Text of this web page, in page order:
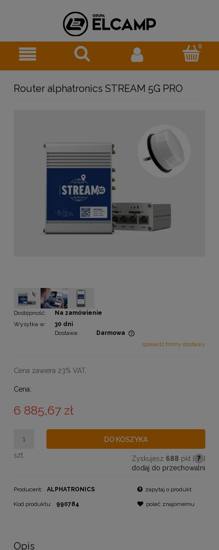
Router alphatronics STREAM 5G PRO
Dostępność:
Na zamówienie
Wysyłka w:
30 dni
Dostawa:
Darmowa
Cena nie zawiera ewentualnych kosztów płatności
sprawdź formy dostawy
Cena zawiera 23% VAT,
Cena:
6 885,67 zł
szt.
DO KOSZYKA
Zyskujesz 688 pkt [ ? ]
dodaj do przechowalni
Producent: ALPHATRONICS
Kod produktu: 990784
zapytaj o produkt
poleć znajomemu
Opis